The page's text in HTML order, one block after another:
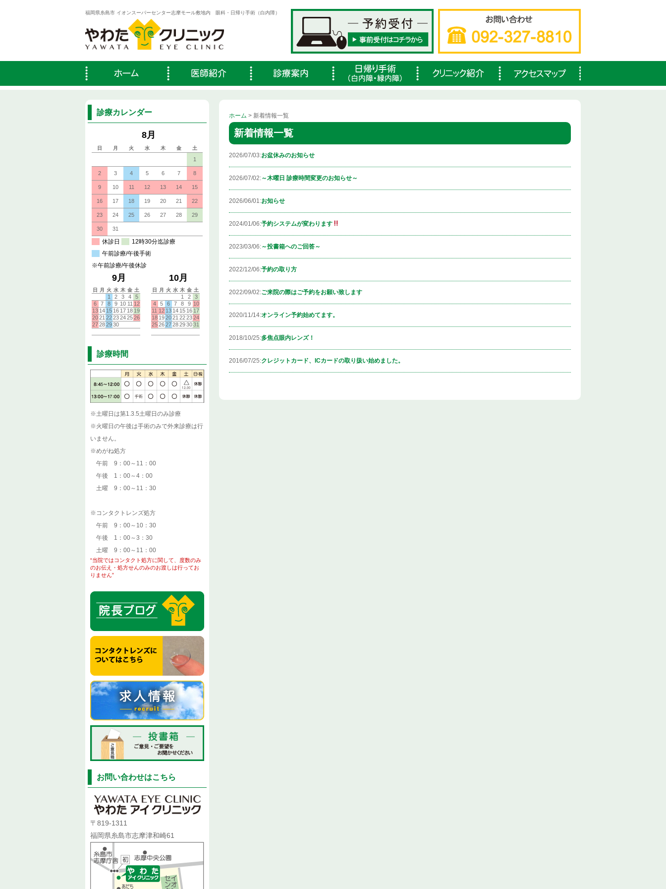
福岡県糸島市 イオンスーパーセンター志摩モール敷地内 眼科・日帰り手術（白内障）
ホーム > 新着情報一覧
新着情報一覧
2026/07/03:お盆休みのお知らせ
2026/07/02:～木曜日 診療時間変更のお知らせ～
2026/06/01:お知らせ
2024/01/06:予約システムが変わります
2023/03/06:～投書箱へのご回答～
2022/12/06:予約の取り方
2022/09/02:ご来院の際はご予約をお願い致します
2020/11/14:オンライン予約始めてます。
2018/10/25:多焦点眼内レンズ！
2016/07/25:クレジットカード、ICカードの取り扱い始めました。
診療カレンダー
診療時間
※土曜日は第1.3.5土曜日のみ診療
※火曜日の午後は手術のみで外来診療は行
いません。
※めがね処方
午前 9：00～11：00
午後 1：00～4：00
土曜 9：00～11：30
※コンタクトレンズ処方
午前 9：00～10：30
午後 1：00～3：30
土曜 9：00～11：00
“当院ではコンタクト処方に関して、度数のみ
のお伝え・処方せんのみのお渡しは行ってお
りません”
お問い合わせはこちら
〒819-1311
福岡県糸島市志摩津和崎61